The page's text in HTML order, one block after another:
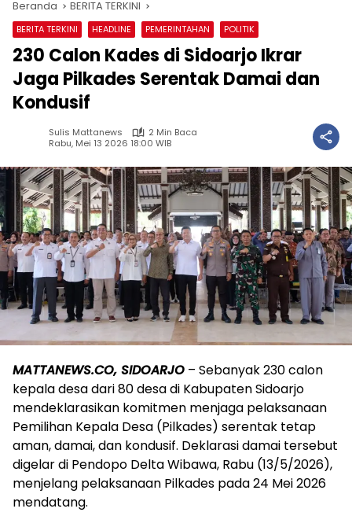
Beranda BERITA TERKINI
BERITA TERKINI HEADLINE PEMERINTAHAN POLITIK
230 Calon Kades di Sidoarjo Ikrar
Jaga Pilkades Serentak Damai dan
Kondusif
Sulis Mattanews
2 Min Baca
Rabu, Mei 13 2026 18:00 WIB
MATTANEWS.CO, SIDOARJO – Sebanyak 230 calon
kepala desa dari 80 desa di Kabupaten Sidoarjo
mendeklarasikan komitmen menjaga pelaksanaan
Pemilihan Kepala Desa (Pilkades) serentak tetap
aman, damai, dan kondusif. Deklarasi damai tersebut
digelar di Pendopo Delta Wibawa, Rabu (13/5/2026),
menjelang pelaksanaan Pilkades pada 24 Mei 2026
mendatang.